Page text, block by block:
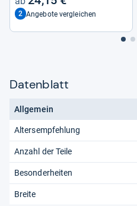
2 Angebote vergleichen
Datenblatt
Allgemein
Altersempfehlung
Anzahl der Teile
Besonderheiten
Breite